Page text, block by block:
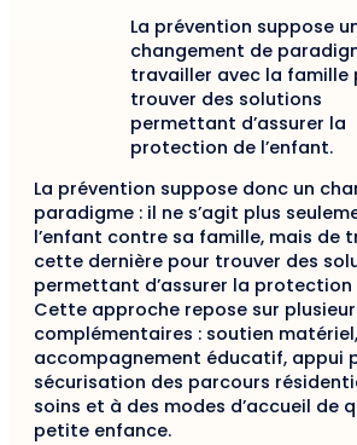
La prévention suppose
changement de
travailler avec la famille
trouver des solutions
permettant d’assurer la
protection de l’enfant.
La prévention suppose donc un
paradigme : il ne s’agit plus
l’enfant contre sa famille, mais de
cette dernière pour trouver des
permettant d’assurer la protection
Cette approche repose sur
complémentaires : soutien matériel,
accompagnement éducatif, appui
sécurisation des parcours
soins et à des modes d’accueil de
petite enfance.